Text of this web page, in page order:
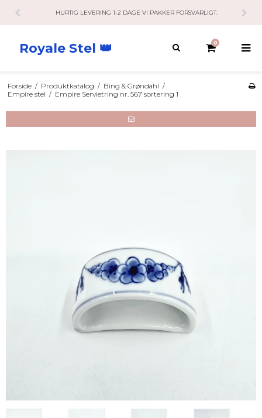
HURTIG LEVERING 1-2 DAGE VI PAKKER FORSVARLIGT.
Royale Stel 👑 0
Forside / Produktkatalog / Bing & Grøndahl /
Empire stel / Empire Servietring nr. 567 sortering 1